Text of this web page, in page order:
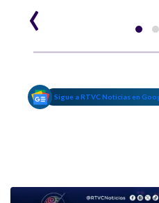
‹
Sigue a RTVC Noticias en